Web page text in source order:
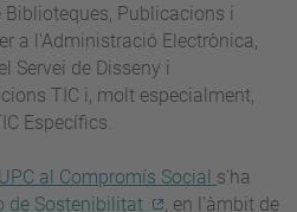
Biblioteques, Publicacions i
a l'Administració Electrònica,
Servei de Disseny i
TIC i, molt especialment,
Específics.
al Compromís Social s'ha
de Sostenibilitat
, en l'àmbit de